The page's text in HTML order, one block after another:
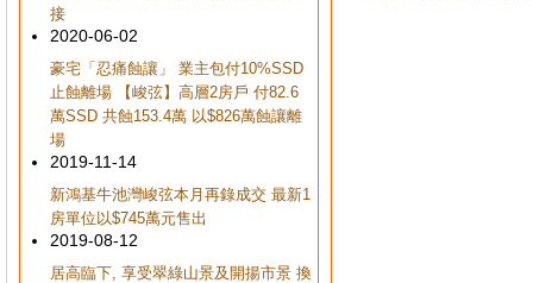
接
2020-06-02
豪宅「忍痛蝕讓」 業主包付10%SSD
止蝕離場 【峻弦】高層2房戶 付82.6
萬SSD 共蝕153.4萬 以$826萬蝕讓離
場
2019-11-14
新鴻基牛池灣峻弦本月再錄成交 最新1
房單位以$745萬元售出
2019-08-12
居高臨下, 享受翠綠山景及開揚市景 換